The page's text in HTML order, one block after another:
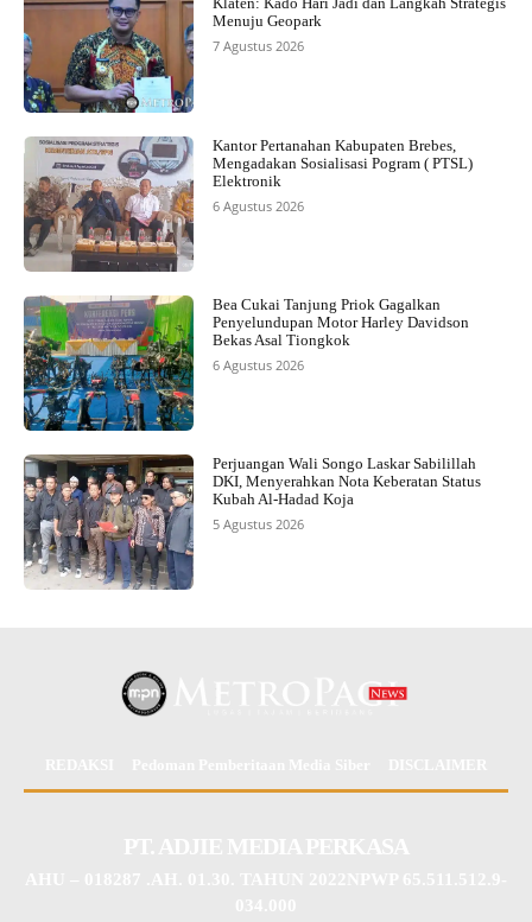
Menuju Geopark
7 Agustus 2026
Kantor Pertanahan Kabupaten Brebes,
Mengadakan Sosialisasi Pogram ( PTSL)
Elektronik
6 Agustus 2026
Bea Cukai Tanjung Priok Gagalkan
Penyelundupan Motor Harley Davidson
Bekas Asal Tiongkok
6 Agustus 2026
Perjuangan Wali Songo Laskar Sabilillah
DKI, Menyerahkan Nota Keberatan Status
Kubah Al-Hadad Koja
5 Agustus 2026